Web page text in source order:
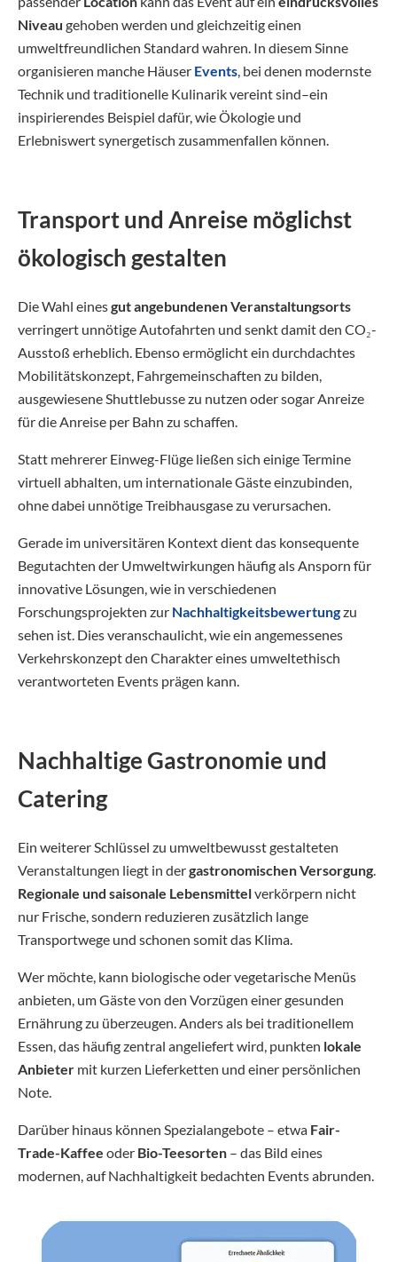
Niveau gehoben werden und gleichzeitig einen
umweltfreundlichen Standard wahren. In diesem Sinne
organisieren manche Häuser Events, bei denen modernste
Technik und traditionelle Kulinarik vereint sind–ein
inspirierendes Beispiel dafür, wie Ökologie und
Erlebniswert synergetisch zusammenfallen können.
Transport und Anreise möglichst
ökologisch gestalten
Die Wahl einesgut angebundenen Veranstaltungsorts
verringert unnötige Autofahrten und senkt damit den CO₂-
Ausstoß erheblich. Ebenso ermöglicht ein durchdachtes
Mobilitätskonzept, Fahrgemeinschaften zu bilden,
ausgewiesene Shuttlebusse zu nutzen oder sogar Anreize
für die Anreise per Bahn zu schaffen.
Statt mehrerer Einweg-Flüge ließen sich einige Termine
virtuell abhalten, um internationale Gäste einzubinden,
ohne dabei unnötige Treibhausgase zu verursachen.
Gerade im universitären Kontext dient das konsequente
Begutachten der Umweltwirkungen häufig als Ansporn für
innovative Lösungen, wie in verschiedenen
Forschungsprojekten zur Nachhaltigkeitsbewertungzu
sehen ist. Dies veranschaulicht, wie ein angemessenes
Verkehrskonzept den Charakter eines umweltethisch
verantworteten Events prägen kann.
Nachhaltige Gastronomie und
Catering
Ein weiterer Schlüssel zu umweltbewusst gestalteten
Veranstaltungen liegt in dergastronomischen Versorgung.
Regionale und saisonale Lebensmittelverkörpern nicht
nur Frische, sondern reduzieren zusätzlich lange
Transportwege und schonen somit das Klima.
Wer möchte, kann biologische oder vegetarische Menüs
anbieten, um Gäste von den Vorzügen einer gesunden
Ernährung zu überzeugen. Anders als bei traditionellem
Essen, das häufig zentral angeliefert wird, punkten lokale
Anbieter mit kurzen Lieferketten und einer persönlichen
Note.
Darüber hinaus können Spezialangebote – etwa Fair-
Trade-Kaffee oder Bio-Teesorten – das Bild eines
modernen, auf Nachhaltigkeit bedachten Events abrunden.